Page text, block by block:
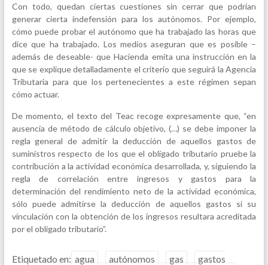
Con todo, quedan ciertas cuestiones sin cerrar que podrían
generar cierta indefensión para los autónomos. Por ejemplo,
cómo puede probar el autónomo que ha trabajado las horas que
dice que ha trabajado. Los medios aseguran que es posible –
además de deseable- que Hacienda emita una instrucción en la
que se explique detalladamente el criterio que seguirá la Agencia
Tributaria para que los pertenecientes a este régimen sepan
cómo actuar.
De momento, el texto del Teac recoge expresamente que, “en
ausencia de método de cálculo objetivo, (…) se debe imponer la
regla general de admitir la deducción de aquellos gastos de
suministros respecto de los que el obligado tributario pruebe la
contribución a la actividad económica desarrollada, y, siguiendo la
regla de correlación entre ingresos y gastos para la
determinación del rendimiento neto de la actividad económica,
sólo puede admitirse la deducción de aquellos gastos si su
vinculación con la obtención de los ingresos resultara acreditada
por el obligado tributario”.
Etiquetado en: agua autónomos gas
gastos